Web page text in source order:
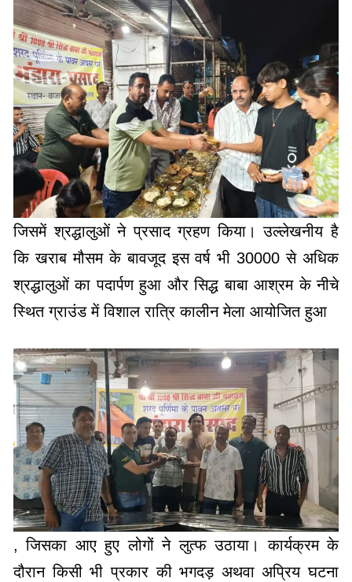
जिसमें श्रद्धालुओं ने प्रसाद ग्रहण किया। उल्लेखनीय है
कि खराब मौसम के बावजूद इस वर्ष भी 30000 से अधिक
श्रद्धालुओं का पदार्पण हुआ और सिद्ध बाबा आश्रम के नीचे
स्थित ग्राउंड में विशाल रात्रि कालीन मेला आयोजित हुआ
, जिसका आए हुए लोगों ने लुत्फ उठाया। कार्यक्रम के
दौरान किसी भी प्रकार की भगदड़ अथवा अप्रिय घटना
घटित नहीं हुई